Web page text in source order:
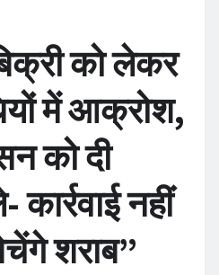
को लेकर
में आक्रोश,
को दी
कार्रवाई नहीं
शराब”